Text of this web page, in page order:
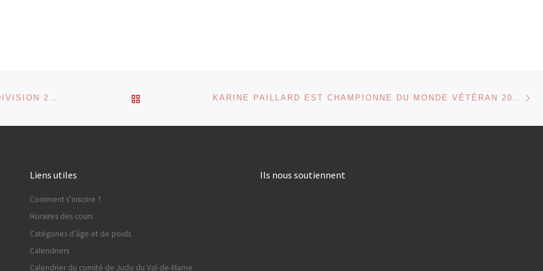
RÉSULTATS DES CHAMPIONNATS DE FRANCE 1RE DIVISION 2016 RETOUR À LA LISTE DES ARTICLES KARINE PAILLARD EST CHAMPIONNE DU MONDE VÉTÉRAN 2016
Liens utiles
Comment s’inscrire ?
Horaires des cours
Catégories d’âge et de poids
Calendriers
Calendrier du comité de Judo du Val-de-Marne
Ils nous soutiennent